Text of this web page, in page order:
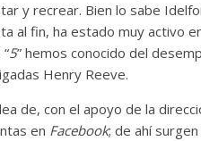
y recrear. Bien lo sabe
al fin, ha estado muy activo
5” hemos conocido del
Henry Reeve.
de, con el apoyo de la
en Facebook; de ahí